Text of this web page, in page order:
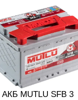
АКБ MUTLU SFB 3